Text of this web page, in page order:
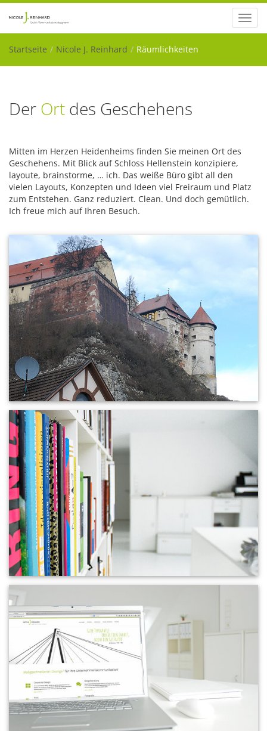
Startseite
Nicole J. Reinhard Räumlichkeiten
Der Ort des Geschehens
Mitten im Herzen Heidenheims finden Sie meinen Ort des
Geschehens. Mit Blick auf Schloss Hellenstein konzipiere,
layoute, brainstorme, … ich. Das weiße Büro gibt all den
vielen Layouts, Konzepten und Ideen viel Freiraum und Platz
zum Entstehen. Ganz reduziert. Clean. Und doch gemütlich.
Ich freue mich auf Ihren Besuch.